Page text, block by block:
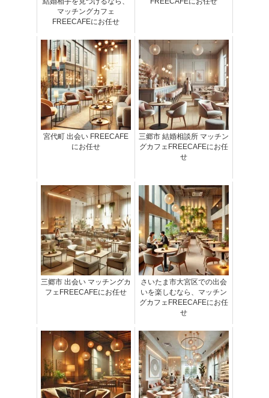
マッチングカフェ
FREECAFEにお任せ
宮代町 出会い FREECAFE
にお任せ
三郷市 結婚相談所 マッチン
グカフェFREECAFEにお任
せ
三郷市 出会い マッチングカ
フェFREECAFEにお任せ
さいたま市大宮区での出会
いを楽しむなら、マッチン
グカフェFREECAFEにお任
せ